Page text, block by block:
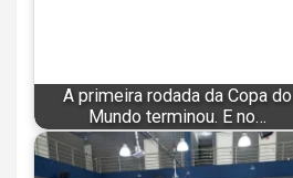
A primeira rodada da Copa do
Mundo terminou. E no…